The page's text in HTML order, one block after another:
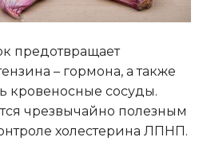
предотвращает
– гормона, а также
кровеносные сосуды.
чрезвычайно полезным
холестерина ЛПНП.